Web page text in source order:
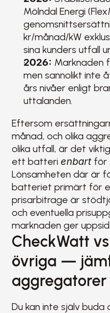
Mölndal Energi
kr/månad/kW
sina kunders utfall
2026: Marknaden
men sannolikt inte
års nivåer enligt
uttalanden.
Eftersom
månad, och olika
olika utfall, är det
ett batteri enbart för
Lönsamheten där är
batteriet primärt för
prisarbitrage är
och eventuella
marknaden ger
CheckWatt
övriga —
aggregatorer
Du kan inte själv buda